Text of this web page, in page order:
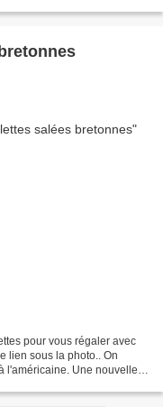
pour vous régaler avec
lien sous la photo.. On
l'américaine. Une nouvelle